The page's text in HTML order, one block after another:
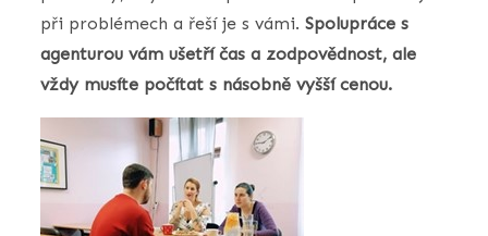
při problémech a řeší je s vámi.Spolupráce s
agenturou vám ušetří čas a zodpovědnost, ale
vždy musíte počítat s násobně vyšší cenou.